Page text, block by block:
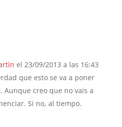
el 23/09/2013 a las 16:43
que esto se va a poner
Aunque creo que no vais a
Si no, al tiempo.